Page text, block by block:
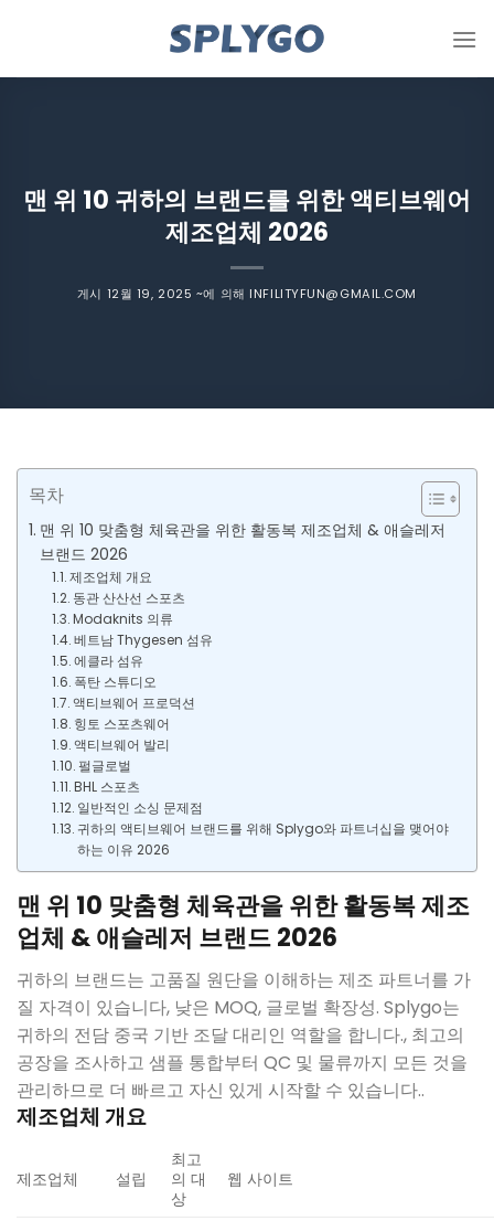
맨 위 10 귀하의 브랜드를 위한 액티브웨어
제조업체 2026
게시 12월 19, 2025 ~에 의해 INFILITYFUN@GMAIL.COM
목차
맨 위 10 맞춤형 체육관을 위한 활동복 제조업체 & 애슬레저
브랜드 2026
제조업체 개요
동관 산산선 스포츠
Modaknits 의류
베트남 Thygesen 섬유
에클라 섬유
폭탄 스튜디오
액티브웨어 프로덕션
힝토 스포츠웨어
액티브웨어 발리
펄글로벌
BHL 스포츠
일반적인 소싱 문제점
귀하의 액티브웨어 브랜드를 위해 Splygo와 파트너십을 맺어야
하는 이유 2026
맨 위 10 맞춤형 체육관을 위한 활동복 제조
업체 & 애슬레저 브랜드 2026
귀하의 브랜드는 고품질 원단을 이해하는 제조 파트너를 가
질 자격이 있습니다, 낮은 MOQ, 글로벌 확장성. Splygo는
귀하의 전담 중국 기반 조달 대리인 역할을 합니다., 최고의
공장을 조사하고 샘플 통합부터 QC 및 물류까지 모든 것을
관리하므로 더 빠르고 자신 있게 시작할 수 있습니다..
제조업체 개요
제조업체 설립
최고
의 대
상
웹 사이트